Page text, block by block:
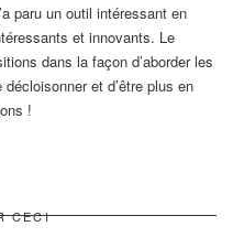
paru un outil intéressant en
et innovants. Le
dans la façon d’aborder les
décloisonner et d’être plus en
!
CECI